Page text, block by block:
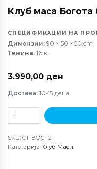
Клуб маса Богота
СПЕЦИФИКАЦИИ НА
Димензии: 90 × 50 × 50 cm
Тежина: 16 кг
3.990,00 ден
Достава: 10-15 дена
маса
Богота
бела/
сонома
SKU: CT-BOG-12
Категорија Клуб Маси